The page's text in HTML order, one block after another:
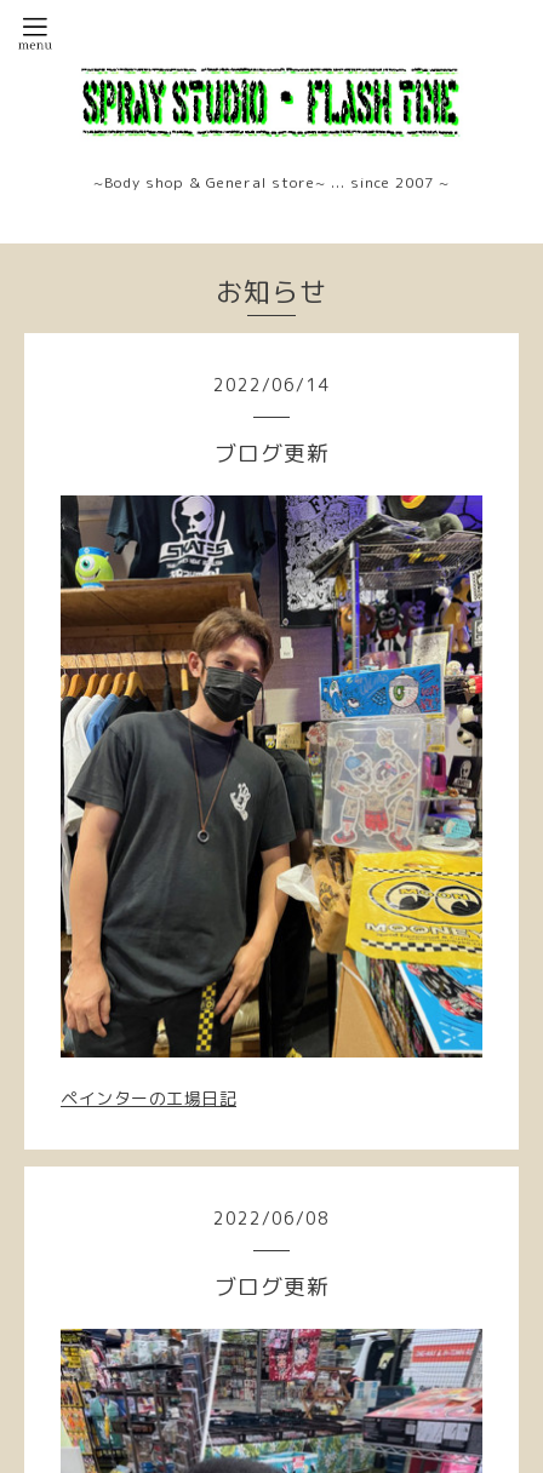
~Body shop & General store~ ... since 2007 ~
お知らせ
2022/06/ 14
ブログ更新
ペインターの工場日記
2022/06/08
ブログ更新